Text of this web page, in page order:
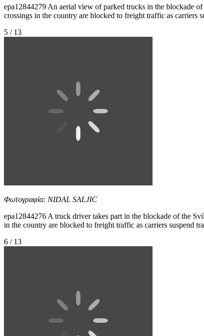
epa12844279 An aerial view of parked trucks in the blockade
crossings in the country are blocked to freight traffic as carriers
5 / 13
Φωτογραφία: NIDAL SALJIC
epa12844276 A truck driver takes part in the blockade of the
in the country are blocked to freight traffic as carriers suspend
6 / 13